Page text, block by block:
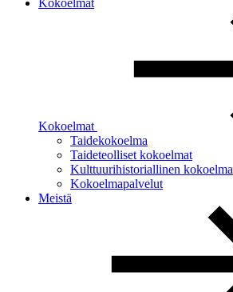
Kokoelmat
Kokoelmat
Taidekokoelma
Taideteolliset kokoelmat
Kulttuurihistoriallinen kokoelma
Kokoelmapalvelut
Meistä